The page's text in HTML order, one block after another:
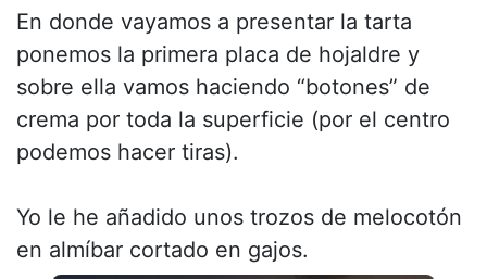
En donde vayamos a presentar la tarta
ponemos la primera placa de hojaldre y
sobre ella vamos haciendo “botones” de
crema por toda la superficie (por el centro
podemos hacer tiras).
Yo le he añadido unos trozos de melocotón
en almíbar cortado en gajos.